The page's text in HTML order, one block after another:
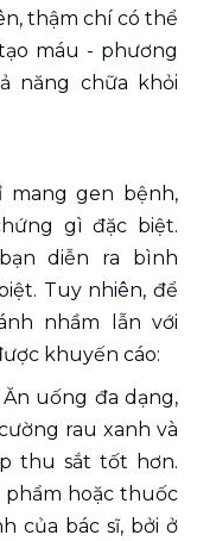
thậm chí có thể
máu - phương
năng chữa khỏi
mang gen bệnh,
gì đặc biệt.
diễn ra bình
Tuy nhiên, để
nhầm lẫn với
khuyến cáo:
Ăn uống đa dạng,
rau xanh và
thu sắt tốt hơn.
hoặc thuốc
của bác sĩ, bởi ở